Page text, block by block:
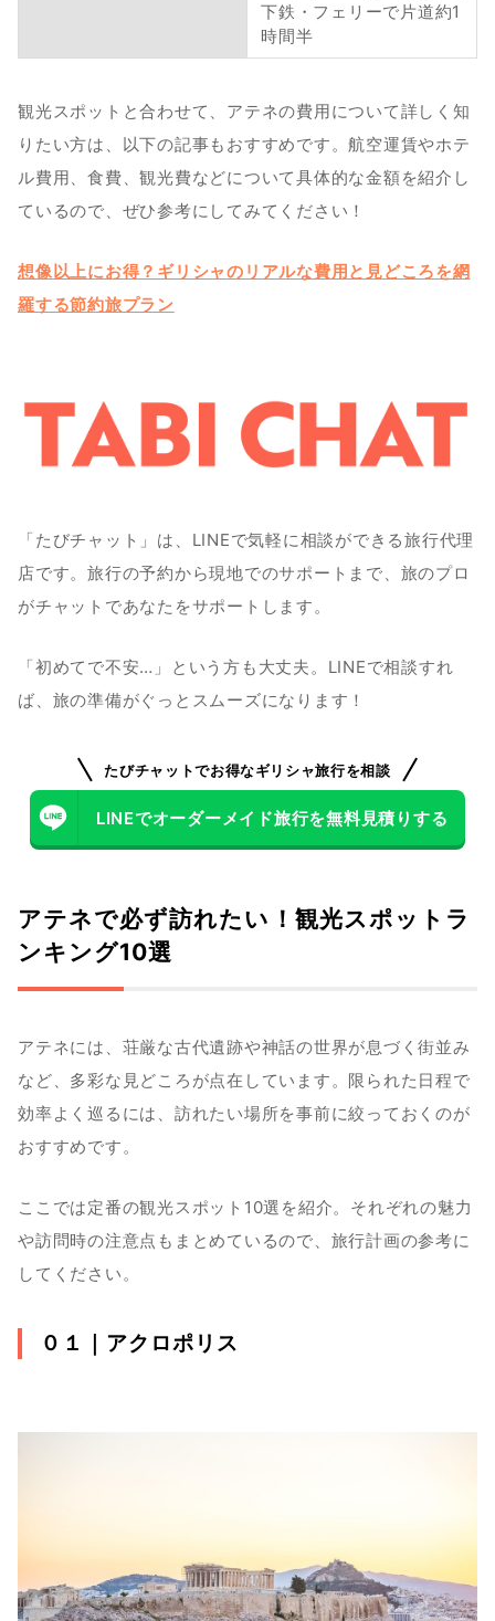
下鉄・フェリーで片道約1
時間半
観光スポットと合わせて、アテネの費用について詳しく知
りたい方は、以下の記事もおすすめです。航空運賃やホテ
ル費用、食費、観光費などについて具体的な金額を紹介し
ているので、ぜひ参考にしてみてください！
想像以上にお得？ギリシャのリアルな費用と見どころを網
羅する節約旅プラン
「たびチャット」は、LINEで気軽に相談ができる旅行代理
店です。旅行の予約から現地でのサポートまで、旅のプロ
がチャットであなたをサポートします。
「初めてで不安…」という方も大丈夫。LINEで相談すれ
ば、旅の準備がぐっとスムーズになります！
たびチャットでお得なギリシャ旅行を相談
LINEでオーダーメイド旅行を無料見積りする
アテネで必ず訪れたい！観光スポットラ
ンキング10選
アテネには、荘厳な古代遺跡や神話の世界が息づく街並み
など、多彩な見どころが点在しています。限られた日程で
効率よく巡るには、訪れたい場所を事前に絞っておくのが
おすすめです。
ここでは定番の観光スポット10選を紹介。それぞれの魅力
や訪問時の注意点もまとめているので、旅行計画の参考に
してください。
０１｜ アクロポリス